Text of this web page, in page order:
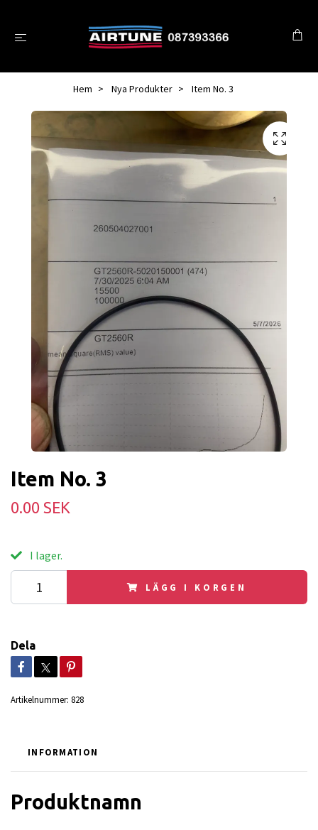
Hem Nya Produkter Item No. 3
Item No. 3
0.00 SEK
I lager.
LÄGG I KORGEN
Dela
Artikelnummer: 828
INFORMATION
Produktnamn